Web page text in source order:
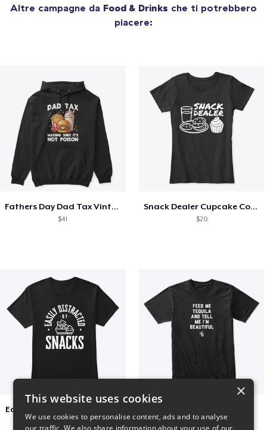
Altre campagne da Food & Drinks che ti potrebbero
piacere:
Fathers Day Dad Tax Vintage Papa T-Shirt
$41
Snack Dealer Cupcake Cookie and Milk
$20
Easily Distracted by Snacks
$20 $30
×
This website uses cookies
We use cookies to personalise content, ads and to analyse
our traffic. We also share information about your use of our